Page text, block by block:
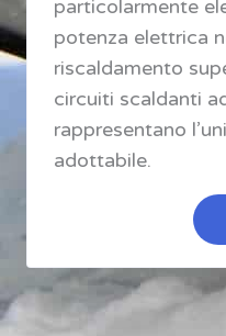
particolarmente
potenza elettrica
riscaldamento
circuiti scaldanti
rappresentano
adottabile.